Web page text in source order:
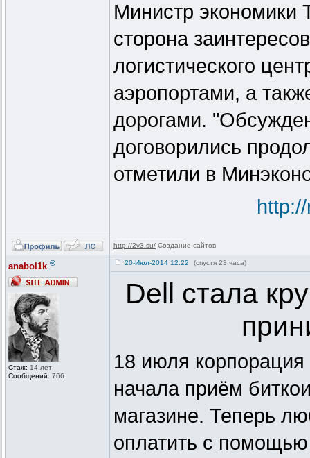
Министр экономики
сторона
логистического
аэропортами, а
дорогами.
договорились
отметили в
http://2v3.su/ Создание сайтов
anabol1k ®
Стаж: 14 лет
Сообщений: 766
20-Июл-2014 12:22 (спустя 23 часа)
Dell стала
18 июля корпорация
начала приём
магазине. Теперь
оплатить с помощью